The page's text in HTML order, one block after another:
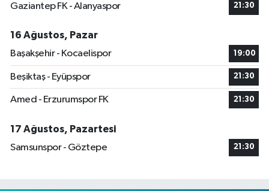
Gaziantep FK - Alanyaspor 21:30
16 Ağustos, Pazar
Başakşehir - Kocaelispor
19:00
Beşiktaş - Eyüpspor 21:30
Amed - Erzurumspor FK 21:30
17 Ağustos, Pazartesi
Samsunspor - Göztepe
21:30